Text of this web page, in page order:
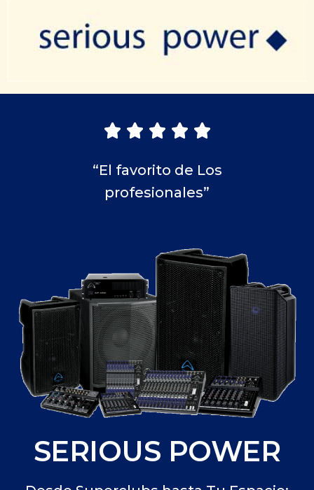
    
“El favorito de Los
profesionales”
SERIOUS POWER